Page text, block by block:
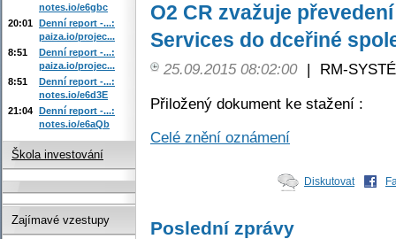
O2 CR zvažuje
Services do dceřiné
25.09.2015 08:02:00 |
RM-
Přiložený dokument ke stažení :
Celé znění oznámení
Diskutovat
Poslední zprávy
notes.io/e6gbc
20:01 Denní report -...:
paiza.io/projec...
8:51
Denní report -...:
paiza.io/projec...
8:51
Denní report -...:
notes.io/e6d3E
21:04 Denní report -...:
notes.io/e6aQb
Škola investování
Zajímavé vzestupy